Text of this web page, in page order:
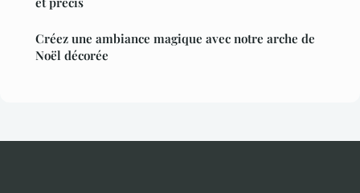
Créez une ambiance magique avec notre arche de
Noël décorée